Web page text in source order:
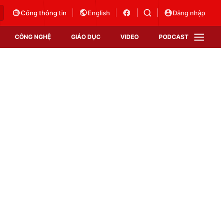
Cổng thông tin English Đăng nhập
CÔNG NGHỆ GIÁO DỤC VIDEO PODCAST